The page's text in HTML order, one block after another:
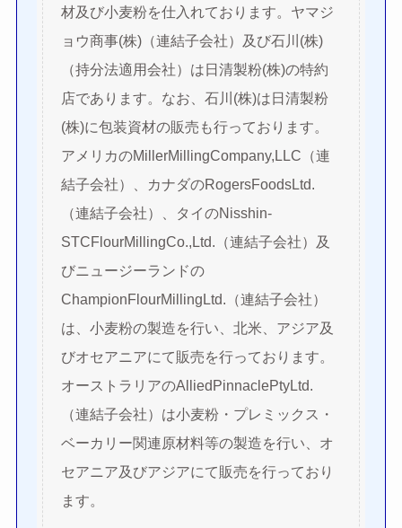
材及び小麦粉を仕入れております。ヤマジ
ョウ商事(株)（連結子会社）及び石川(株)
（持分法適用会社）は日清製粉(株)の特約
店であります。なお、石川(株)は日清製粉
(株)に包装資材の販売も行っております。
アメリカのMillerMillingCompany,LLC（連
結子会社）、カナダのRogersFoodsLtd.
（連結子会社）、タイのNisshin-
STCFlourMillingCo.,Ltd.（連結子会社）及
びニュージーランドの
ChampionFlourMillingLtd.（連結子会社）
は、小麦粉の製造を行い、北米、アジア及
びオセアニアにて販売を行っております。
オーストラリアのAlliedPinnaclePtyLtd.
（連結子会社）は小麦粉・プレミックス・
ベーカリー関連原材料等の製造を行い、オ
セアニア及びアジアにて販売を行っており
ます。